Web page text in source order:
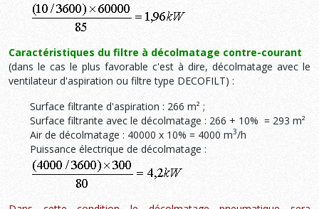
Caractéristiques du filtre à décolmatage contre-courant
(dans le cas le plus favorable c'est à dire, décolmatage avec le
ventilateur d'aspiration ou filtre type DECOFILT) :
Surface filtrante d'aspiration : 266 m² ;
Surface filtrante avec le décolmatage : 266 + 10% = 293 m²
Air de décolmatage : 40000 x 10% = 4000 m3/h
Puissance électrique de décolmatage :